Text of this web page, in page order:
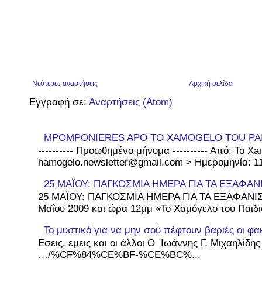
Νεότερες αναρτήσεις Αρχική σελίδα
Εγγραφή σε: Αναρτήσεις (Atom)
MPOMPONIERES APO TO XAMOGELO TOU
---------- Προωθημένο μήνυμα ---------- Από: To
hamogelo.newsletter@gmail.com > Ημερομηνία:
25 ΜΑΪΟΥ: ΠΑΓΚΟΣΜΙΑ ΗΜΕΡΑ ΓΙΑ ΤΑ
25 ΜΑΪΟΥ: ΠΑΓΚΟΣΜΙΑ ΗΜΕΡΑ ΓΙΑ ΤΑ
Μαΐου 2009 και ώρα 12μμ «Το Χαμόγελο του
Το μυστικό για να μην σού πέφτουν βαριές οι
Εσεις, εμεις και οι άλλοι Ο Ιωάννης Γ.
…/%CF%84%CE%BF-%CE%BC%...